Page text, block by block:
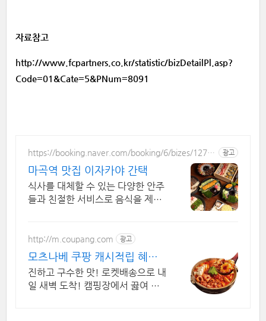
자료참고
http://www.fcpartners.co.kr/statistic/bizDetailPl.asp?
Code=01&Cate=5&PNum=8091
https://booking.naver.com/booking/6/bizes/1271
광고
마곡역 맛집 이자카야 간택
식사를 대체할 수 있는 다양한 안주
들과 친절한 서비스로 음식을 제공
http://m.coupang.com 광고
모츠나베 쿠팡 캐시적립 혜택
누려요
진하고 구수한 맛! 로켓배송으로 내
일 새벽 도착! 캠핑장에서 끓여 먹